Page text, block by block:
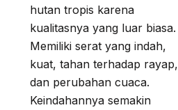
hutan tropis karena
kualitasnya yang luar biasa.
Memiliki serat yang indah,
kuat, tahan terhadap rayap,
dan perubahan cuaca.
Keindahannya semakin